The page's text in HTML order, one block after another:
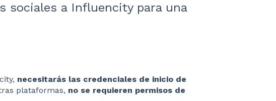
sociales a Influencity para una
necesitarás las credenciales de inicio de
plataformas, no se requieren permisos de